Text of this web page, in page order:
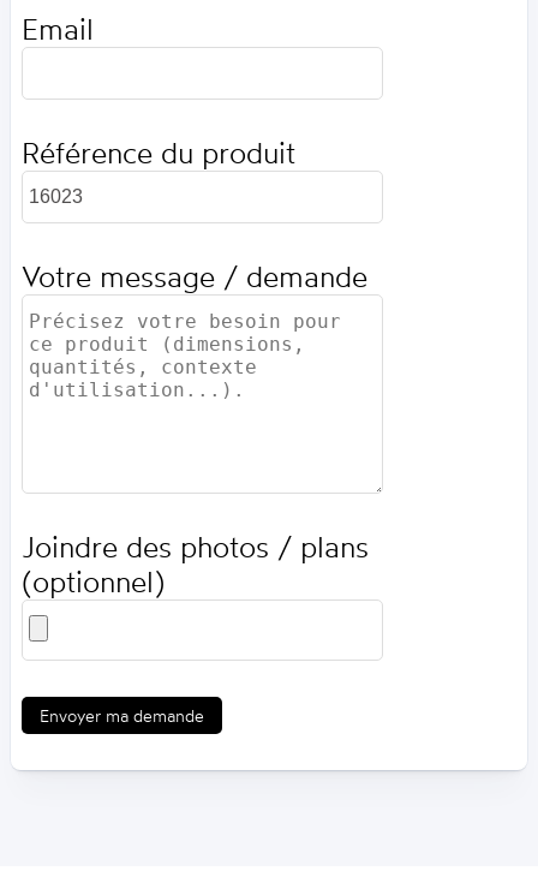
Email
Référence du produit
Votre message / demande
Joindre des photos / plans
(optionnel)
Envoyer ma demande